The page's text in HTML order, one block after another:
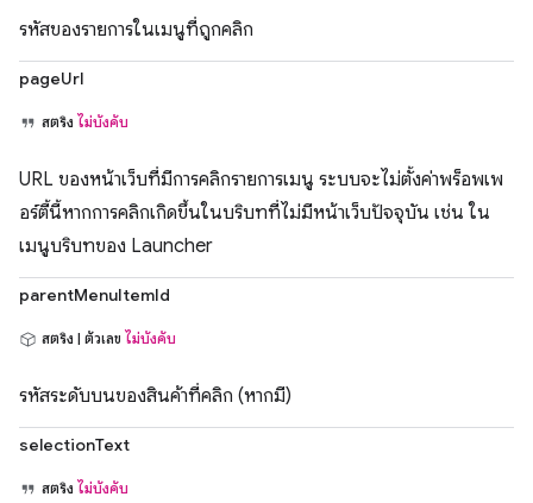
รหัสของรายการในเมนูที่ถูกคลิก
pageUrl
สตริง ไม่บังคับ
URL ของหน้าเว็บที่มีการคลิกรายการเมนู ระบบจะไม่ตั้งค่าพร็อพเพ
อร์ตี้นี้หากการคลิกเกิดขึ้นในบริบทที่ไม่มีหน้าเว็บปัจจุบัน เช่น ใน
เมนูบริบทของ Launcher
parentMenuItemId
สตริง | ตัวเลข ไม่บังคับ
รหัสระดับบนของสินค้าที่คลิก (หากมี)
selectionText
สตริง ไม่บังคับ